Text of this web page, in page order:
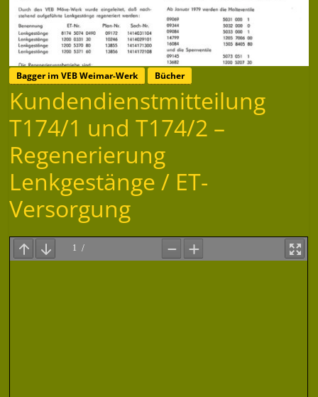
Bagger im VEB Weimar-Werk Bücher
Kundendienstmitteilung
T174/1 und T174/2 –
Regenerierung
Lenkgestänge / ET-
Versorgung